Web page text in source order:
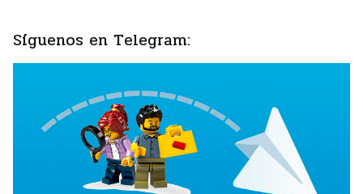
Síguenos en Telegram: